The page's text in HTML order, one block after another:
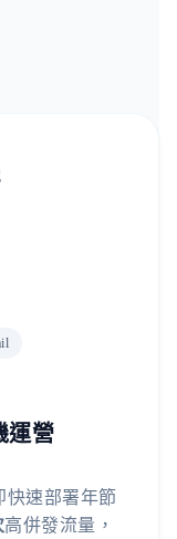
運營
快速部署年節
高併發流量，